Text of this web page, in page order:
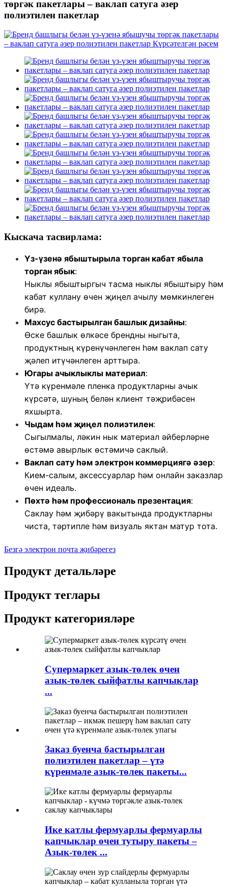
төргәк пакетлары – ваклап сатуга әзер
полиэтилен пакетлар
Кыскача тасвирлама:
Үз-үзенә ябыштырыла торган кабат ябыла
торган ябык:
Ныклы ябыштыргыч тасма ныклы ябыштыру һәм
кабат куллану өчен җиңел ачылу мөмкинлеген
бирә.
Махсус бастырылган башлык дизайны:
Өске башлык өлкәсе брендны ныгыта,
продуктның күренүчәнлеген һәм ваклап сату
җәлеп итүчәнлеген арттыра.
Югары ачыклыклы материал:
Үтә күренмәле пленка продуктларны ачык
күрсәтә, шуның белән клиент тәҗрибәсен
яхшырта.
Чыдам һәм җиңел полиэтилен:
Сыгылмалы, ләкин нык материал әйберләрне
өстәмә авырлык өстәмичә саклый.
Ваклап сату һәм электрон коммерциягә әзер:
Кием-салым, аксессуарлар һәм онлайн заказлар
өчен идеаль.
Пөхтә һәм профессиональ презентация:
Саклау һәм җибәрү вакытында продуктларны
чиста, тәртипле һәм визуаль яктан матур тота.
Безгә электрон почта җибәрегез
Продукт детальләре
Продукт теглары
Продукт категорияләре
Супермаркет азык-төлек өчен
азык-төлек сыйфатлы капчыклар
...
Заказ буенча бастырылган
полиэтилен пакетлар – үтә
күренмәле азык-төлек пакеты...
Ике катлы фермуарлы фермуарлы
капчыклар өчен тутыру пакеты –
Азык-төлек ...